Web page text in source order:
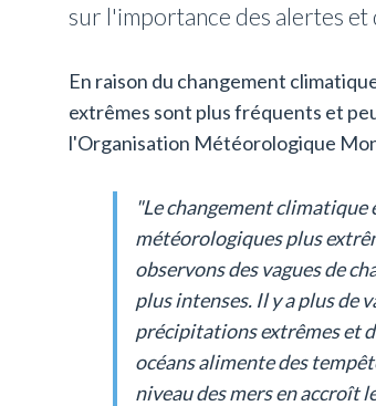
sur l'importance des alertes
En raison du changement
extrêmes sont plus fréquents et
l'Organisation Météorologique
"Le changement
météorologiques plus
observons des vagues de
plus intenses. Il y a plus de
précipitations extrêmes et
océans alimente des
niveau des mers en accroît